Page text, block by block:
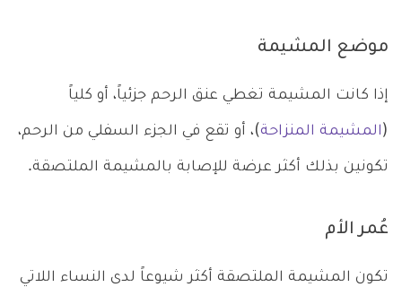
موضع المشيمة
إذا كانت المشيمة تغطي عنق الرحم جزئياً، أو كلياً
( المشيمة المنزاحة)، أو تقع في الجزء السفلي من الرحم،
تكونين بذلك أكثر عرضة للإصابة بالمشيمة الملتصقة.
عُمر الأم
تكون المشيمة الملتصقة أكثر شيوعاً لدى النساء اللاتي